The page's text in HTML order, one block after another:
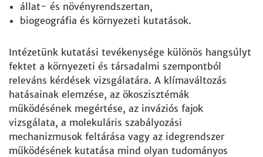
állat- és növényrendszertan,
biogeográfia és környezeti kutatások.
Intézetünk kutatási tevékenysége különös hangsúlyt
fektet a környezeti és társadalmi szempontból
releváns kérdések vizsgálatára. A klímaváltozás
hatásainak elemzése, az ökoszisztémák
működésének megértése, az inváziós fajok
vizsgálata, a molekuláris szabályozási
mechanizmusok feltárása vagy az idegrendszer
működésének kutatása mind olyan tudományos